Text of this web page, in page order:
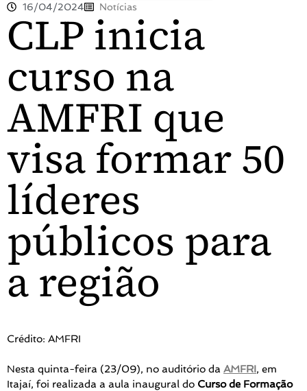
16/04/2024 Notícias
CLP inicia
curso na
AMFRI que
visa formar 50
líderes
públicos para
a região
Crédito: AMFRI
Nesta quinta-feira (23/09), no auditório da AMFRI, em
Itajaí, foi realizada a aula inaugural do Curso de Formação